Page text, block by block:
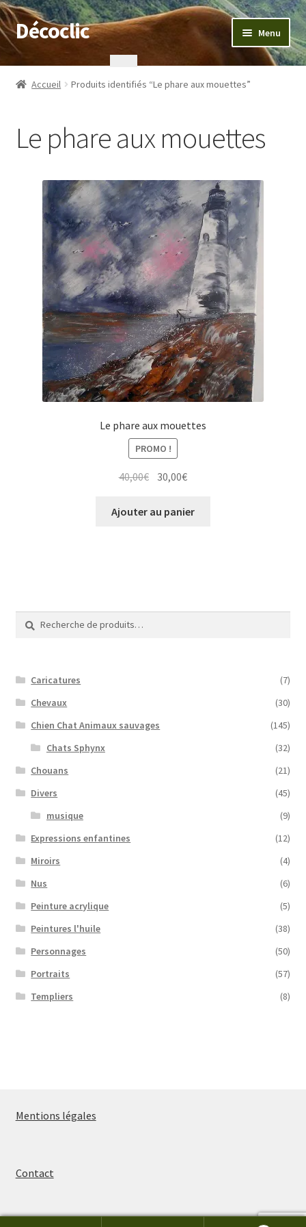
Aller
à
navigation
Aller
au
Décoclic Menu
Accueil
Commande
Mentions légales
Mon compte
Panier
Tarifs
WPMS HTML Sitemap
Accueil Produits identifiés “Le phare aux mouettes”
Le phare aux mouettes
Le phare aux mouettes
PROMO !
40,00€ Le
initial
30,00€Le
actuel
Ajouter au panier
Recherche
pour :
Recherche
Caricatures
(7)
Chevaux
(30)
Chien Chat Animaux sauvages
(145)
Chats Sphynx
(32)
Chouans
(21)
Divers
(45)
musique
(9)
Expressions enfantines
(12)
Miroirs
(4)
Nus
(6)
Peinture acrylique
(5)
Peintures l'huile
(38)
Personnages
(50)
Portraits
(57)
Templiers
(8)
Mentions légales
Contact